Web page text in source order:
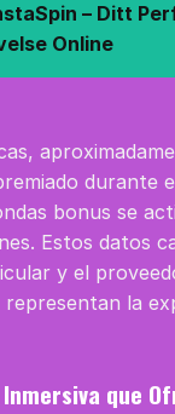
– Ditt
Online
durante
bonus se
Estos datos
y el
la
que